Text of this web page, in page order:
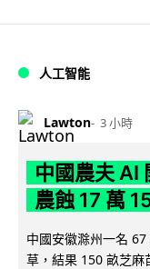
人工智能
Lawton 3 小時
中國農夫 AI
農蝕 17 萬
中國安徽滁州一名
草，結果 150 畝芝麻